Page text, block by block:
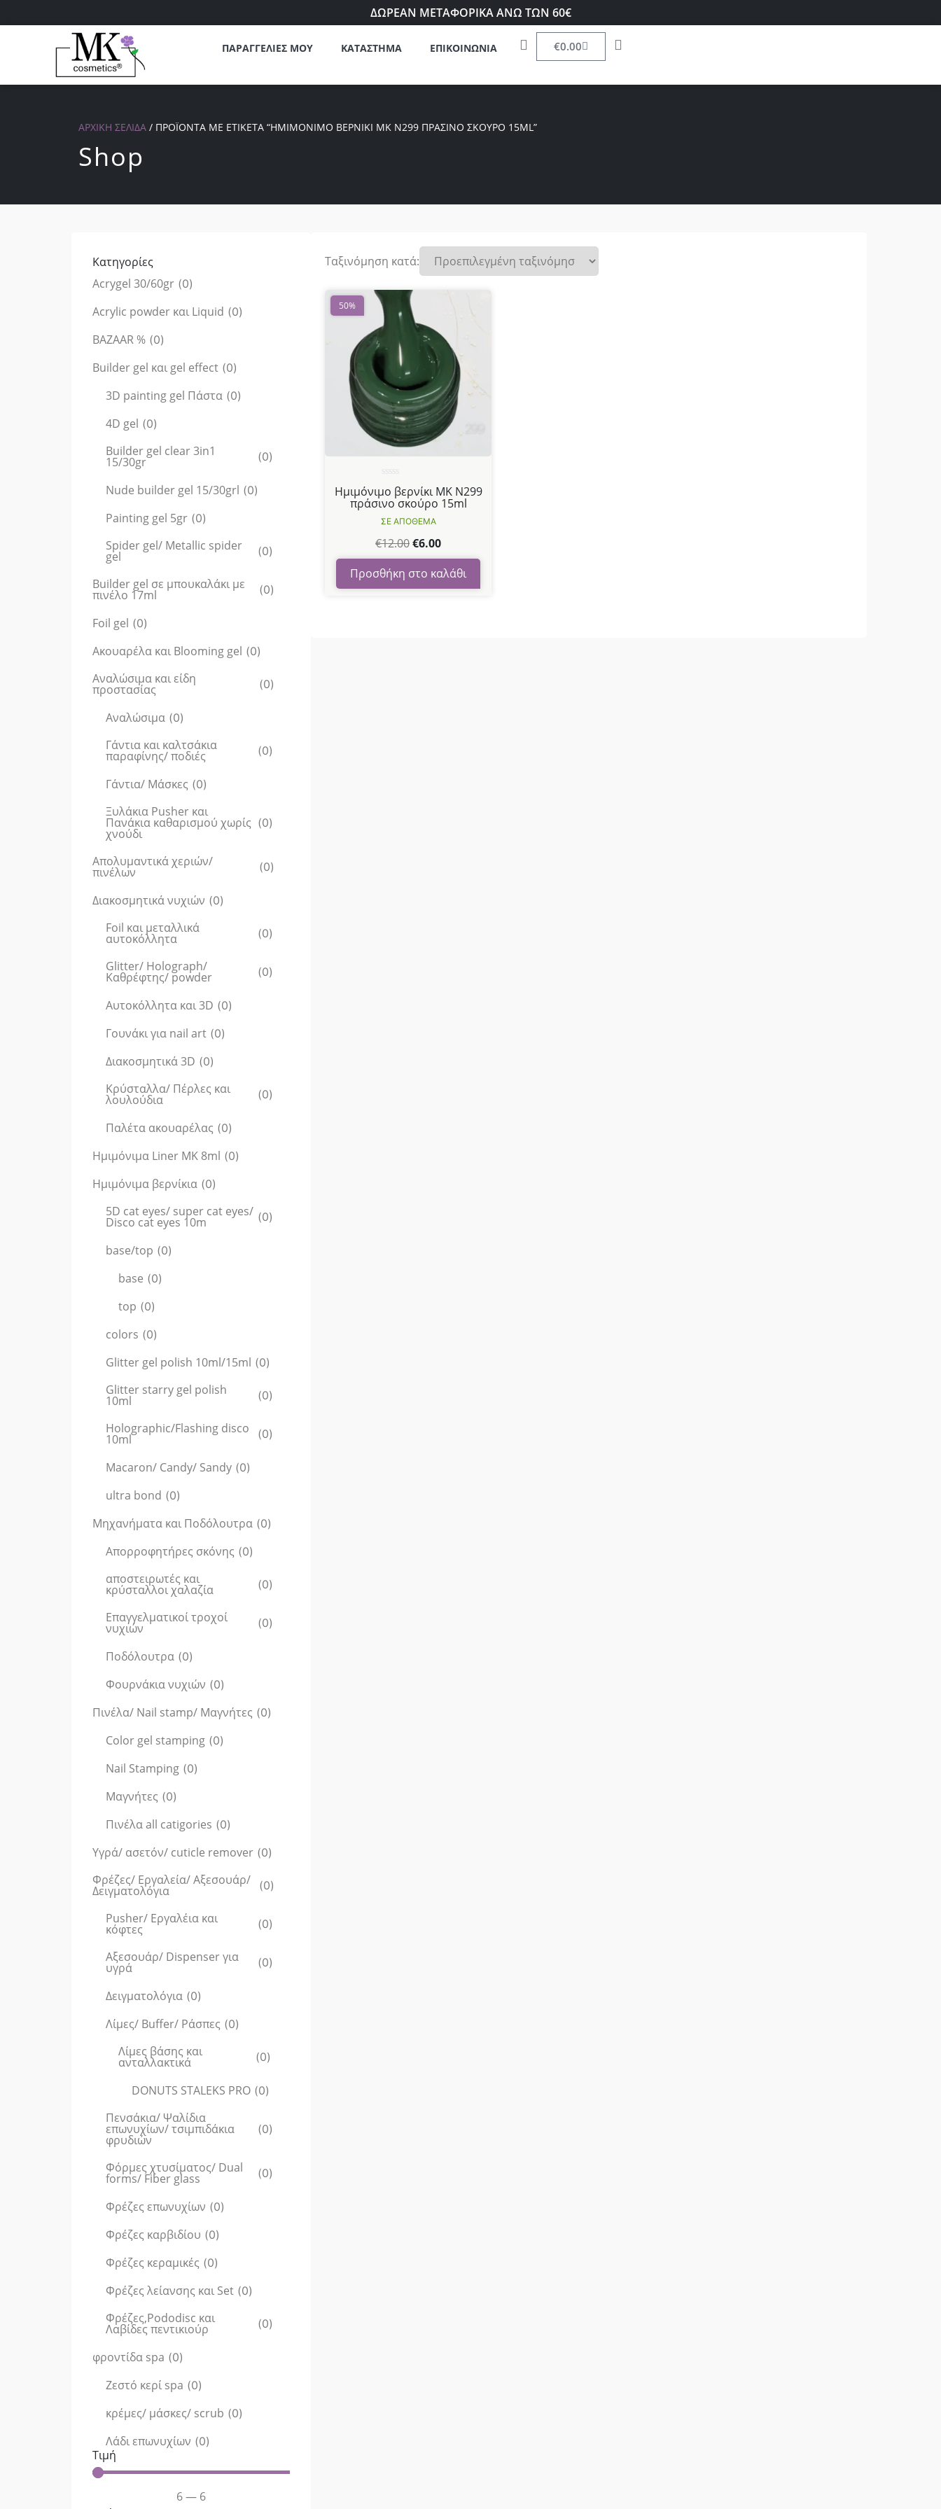
ΔΩΡΕΑΝ ΜΕΤΑΦΟΡΙΚΑ ΑΝΩ ΤΩΝ 60€
ΠΑΡΑΓΓΕΛΙΕΣ ΜΟΥ ΚΑΤΑΣΤΗΜΑ ΕΠΙΚΟΙΝΩΝΙΑ €0.00
ΑΡΧΙΚΉ ΣΕΛΊΔΑ / ΠΡΟΪΌΝΤΑ ΜΕ ΕΤΙΚΈΤΑ “ΗΜΙΜΌΝΙΜΟ ΒΕΡΝΊΚΙ ΜΚ Ν299 ΠΡΆΣΙΝΟ ΣΚΟΎΡΟ 15ML”
Shop
Κατηγορίες
Acrygel 30/60gr (0)
Acrylic powder και Liquid (0)
BAZAAR % (0)
Builder gel και gel effect (0)
3D painting gel Πάστα (0)
4D gel (0)
Builder gel clear 3in1
15/30gr (0)
Nude builder gel 15/30grl (0)
Painting gel 5gr (0)
Spider gel/ Metallic spider
gel (0)
Builder gel σε μπουκαλάκι με
πινέλο 17ml (0)
Foil gel (0)
Ακουαρέλα και Blooming gel (0)
Αναλώσιμα και είδη
προστασίας (0)
Αναλώσιμα (0)
Γάντια και καλτσάκια
παραφίνης/ ποδιές (0)
Γάντια/ Μάσκες (0)
Ξυλάκια Pusher και
Πανάκια καθαρισμού χωρίς
χνούδι
(0)
Απολυμαντικά χεριών/
πινέλων (0)
Διακοσμητικά νυχιών (0)
Foil και μεταλλικά
αυτοκόλλητα (0)
Glitter/ Holograph/
Καθρέφτης/ powder (0)
Αυτοκόλλητα και 3D (0)
Γουνάκι για nail art (0)
Διακοσμητικά 3D (0)
Κρύσταλλα/ Πέρλες και
λουλούδια (0)
Παλέτα ακουαρέλας (0)
Ημιμόνιμα Liner ΜΚ 8ml (0)
Ημιμόνιμα βερνίκια (0)
5D cat eyes/ super cat eyes/
Disco cat eyes 10m (0)
base/top (0)
base (0)
top (0)
colors (0)
Glitter gel polish 10ml/15ml (0)
Glitter starry gel polish
10ml (0)
Holographic/Flashing disco
10ml (0)
Macaron/ Candy/ Sandy (0)
ultra bond (0)
Μηχανήματα και Ποδόλουτρα (0)
Απορροφητήρες σκόνης (0)
αποστειρωτές και
κρύσταλλοι χαλαζία (0)
Επαγγελματικοί τροχοί
νυχιών (0)
Ποδόλουτρα (0)
Φουρνάκια νυχιών (0)
Πινέλα/ Nail stamp/ Μαγνήτες (0)
Color gel stamping (0)
Nail Stamping (0)
Μαγνήτες (0)
Πινέλα all catigories (0)
Υγρά/ ασετόν/ cuticle remover (0)
Φρέζες/ Εργαλεία/ Αξεσουάρ/
Δειγματολόγια (0)
Pusher/ Εργαλέια και
κόφτες (0)
Αξεσουάρ/ Dispenser για
υγρά (0)
Δειγματολόγια (0)
Λίμες/ Buffer/ Ράσπες (0)
Λίμες βάσης και
ανταλλακτικά (0)
DONUTS STALEKS PRO (0)
Πενσάκια/ Ψαλίδια
επωνυχίων/ τσιμπιδάκια
φρυδιών
(0)
Φόρμες χτυσίματος/ Dual
forms/ Fiber glass (0)
Φρέζες επωνυχίων (0)
Φρέζες καρβιδίου (0)
Φρέζες κεραμικές (0)
Φρέζες λείανσης και Set (0)
Φρέζες,Pododisc και
Λαβίδες πεντικιούρ (0)
φροντίδα spa (0)
Ζεστό κερί spa (0)
κρέμες/ μάσκες/ scrub (0)
Λάδι επωνυχίων (0)
Τιμή
6— 6
Ταξινόμηση κατά:
50%
ΣΕ ΑΠΟΘΕΜΑ
Ημιμόνιμο βερνίκι ΜΚ Ν299
πράσινο σκούρο 15ml
€12.00€6.00
Προσθήκη στο καλάθι
Βαθμολογήθηκε
με
0
5